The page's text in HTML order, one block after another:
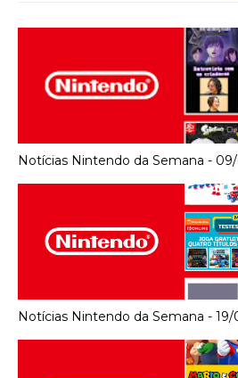
Notícias Nintendo da Semana -
Notícias Nintendo da Semana -